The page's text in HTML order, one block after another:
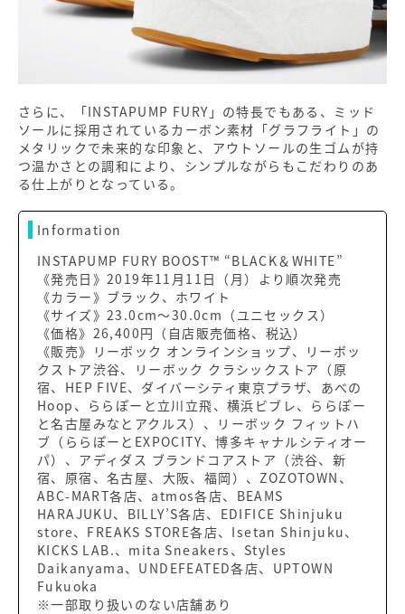
さらに、「INSTAPUMP FURY」の特長でもある、ミッド
ソールに採用されているカーボン素材「グラフライト」の
メタリックで未来的な印象と、アウトソールの生ゴムが持
つ温かさとの調和により、シンプルながらもこだわりのあ
る仕上がりとなっている。
Information
INSTAPUMP FURY BOOST™ “BLACK＆WHITE”
《発売日》2019年11月11日（月）より順次発売
《カラー》ブラック、ホワイト
《サイズ》23.0cm～30.0cm（ユニセックス）
《価格》26,400円（自店販売価格、税込）
《販売》リーボック オンラインショップ、リーボッ
クストア渋谷、リーボック クラシックストア（原
宿、HEP FIVE、ダイバーシティ東京プラザ、あべの
Hoop、ららぽーと立川立飛、横浜ビブレ、ららぽー
と名古屋みなとアクルス）、リーボック フィットハ
ブ（ららぽーとEXPOCITY、博多キャナルシティオー
パ）、アディダス ブランドコアストア（渋谷、新
宿、原宿、名古屋、大阪、福岡）、ZOZOTOWN、
ABC-MART各店、atmos各店、BEAMS
HARAJUKU、BILLY’S各店、EDIFICE Shinjuku
store、FREAKS STORE各店、Isetan Shinjuku、
KICKS LAB.、mita Sneakers、Styles
Daikanyama、UNDEFEATED各店、UPTOWN
Fukuoka
※一部取り扱いのない店舗あり